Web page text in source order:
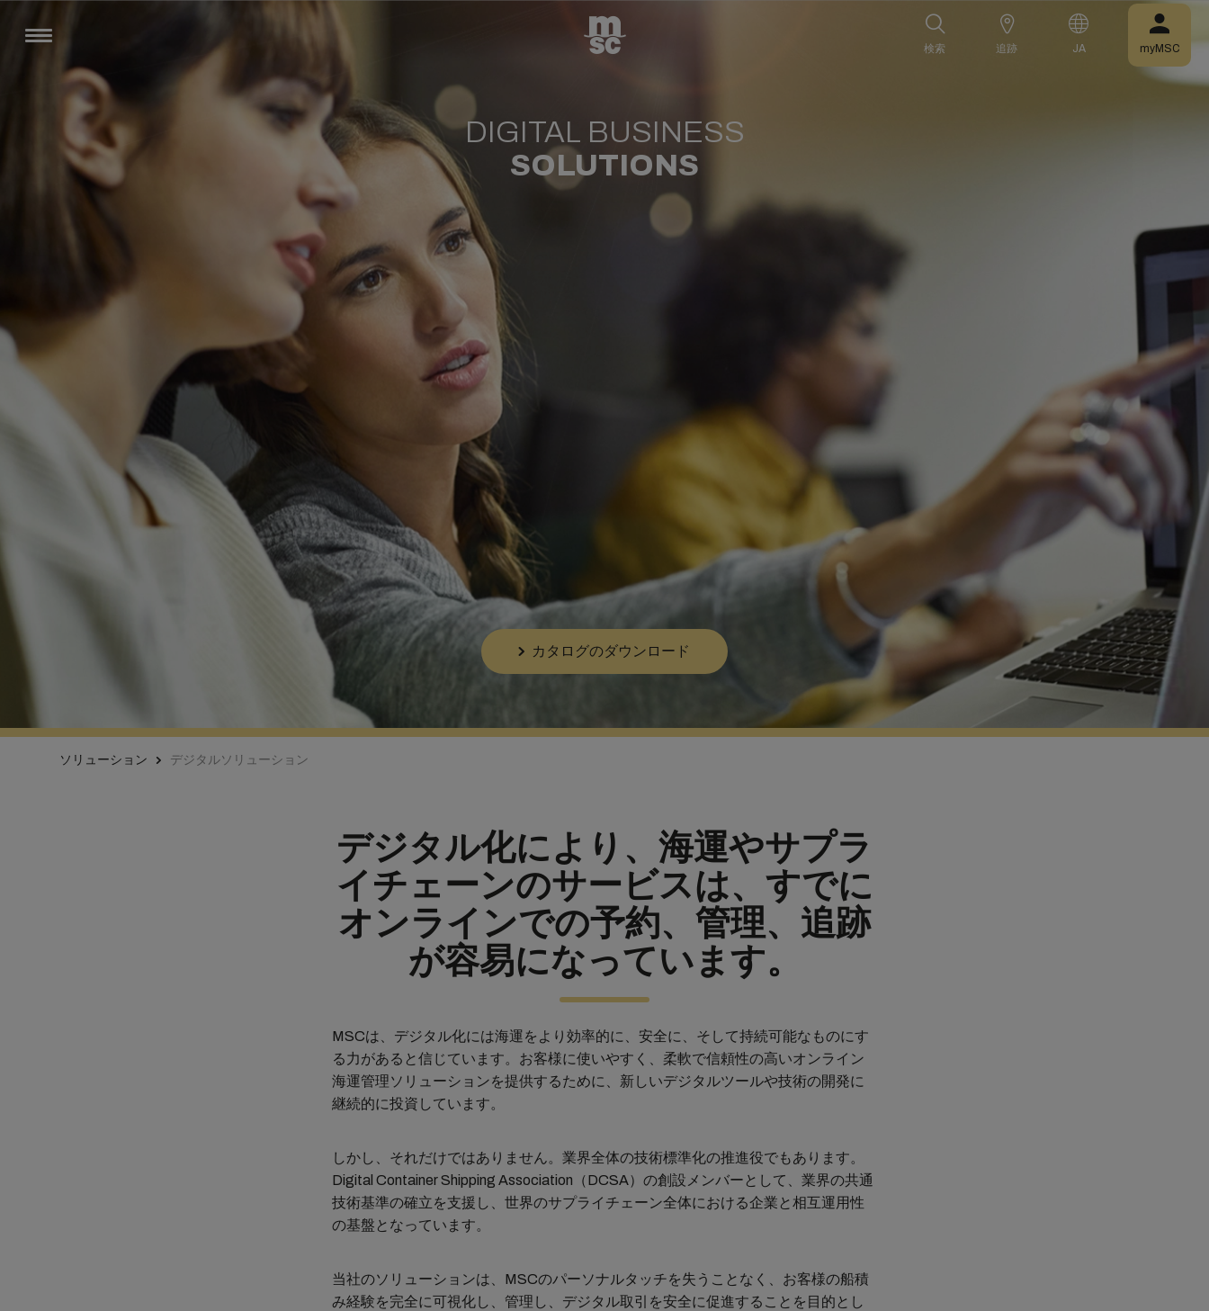
検索 追跡 JA myMSC
DIGITAL BUSINESS
SOLUTIONS
カタログのダウンロード
ソリューション デジタルソリューション
デジタル化により、海運やサプラ
イチェーンのサービスは、すでに
オンラインでの予約、管理、追跡
が容易になっています。
MSCは、デジタル化には海運をより効率的に、安全に、そして持続可能なものにす
る力があると信じています。お客様に使いやすく、柔軟で信頼性の高いオンライン
海運管理ソリューションを提供するために、新しいデジタルツールや技術の開発に
継続的に投資しています。
しかし、それだけではありません。業界全体の技術標準化の推進役でもあります。
Digital Container Shipping Association（DCSA）の創設メンバーとして、業界の共通
技術基準の確立を支援し、世界のサプライチェーン全体における企業と相互運用性
の基盤となっています。
当社のソリューションは、MSCのパーソナルタッチを失うことなく、お客様の船積
み経験を完全に可視化し、管理し、デジタル取引を安全に促進することを目的とし